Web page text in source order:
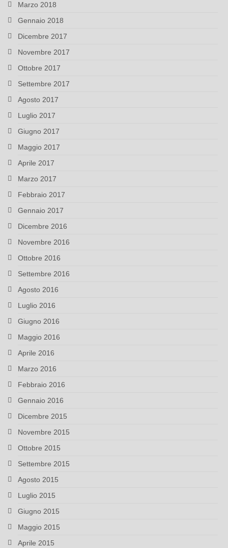
Marzo 2018
Gennaio 2018
Dicembre 2017
Novembre 2017
Ottobre 2017
Settembre 2017
Agosto 2017
Luglio 2017
Giugno 2017
Maggio 2017
Aprile 2017
Marzo 2017
Febbraio 2017
Gennaio 2017
Dicembre 2016
Novembre 2016
Ottobre 2016
Settembre 2016
Agosto 2016
Luglio 2016
Giugno 2016
Maggio 2016
Aprile 2016
Marzo 2016
Febbraio 2016
Gennaio 2016
Dicembre 2015
Novembre 2015
Ottobre 2015
Settembre 2015
Agosto 2015
Luglio 2015
Giugno 2015
Maggio 2015
Aprile 2015